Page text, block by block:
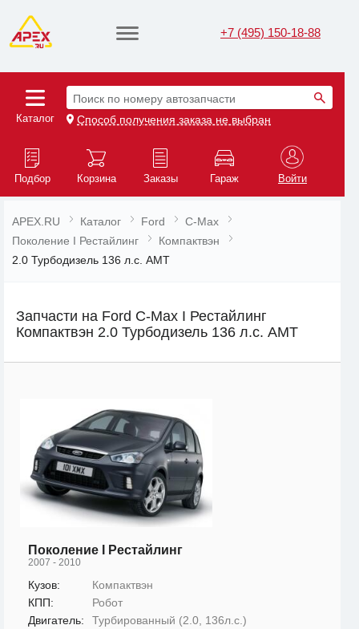
+7 (495) 150-18-88
Каталог
Поиск по номеру автозапчасти
Способ получения заказа не выбран
Подбор Корзина Заказы Гараж Войти
APEX.RU Каталог Ford
C-Max
Поколение I Рестайлинг
Компактвэн
2.0 Турбодизель 136 л.с. AMT
Запчасти на Ford C-Max I Рестайлинг
Компактвэн 2.0 Турбодизель 136 л.с. AMT
Поколение I Рестайлинг
2007 - 2010
Кузов:
Компактвэн
КПП:
Робот
Двигатель:
Турбированный (2.0, 136л.с.)